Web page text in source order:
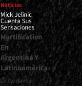
Noticias
Mick Jelinic
Cuenta Sus
Sensaciones
Mortification
En
Argentina Y
Latinoamérica
Gustavo